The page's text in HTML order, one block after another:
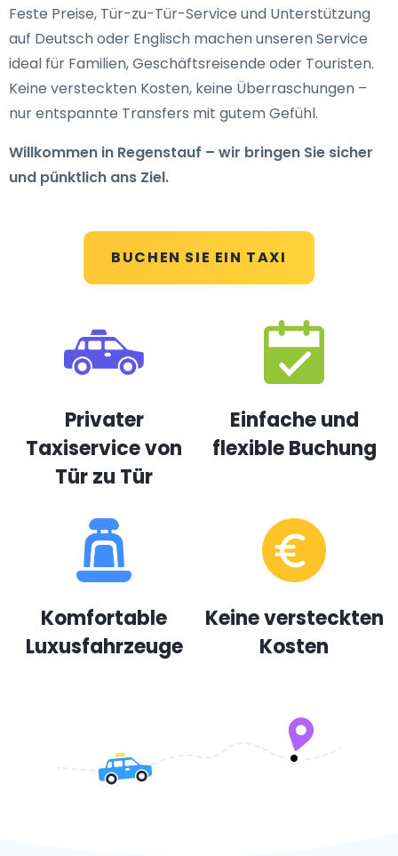
BUCHEN SIE EIN TAXI
Feste Preise, Tür-zu-Tür-Service und Unterstützung
auf Deutsch oder Englisch machen unseren Service
ideal für Familien, Geschäftsreisende oder Touristen.
Keine versteckten Kosten, keine Überraschungen –
nur entspannte Transfers mit gutem Gefühl.
Willkommen in Regenstauf – wir bringen Sie sicher
und pünktlich ans Ziel.
Privater
Taxiservice von
Tür zu Tür
Einfache und
flexible Buchung
Komfortable
Luxusfahrzeuge
Keine versteckten
Kosten